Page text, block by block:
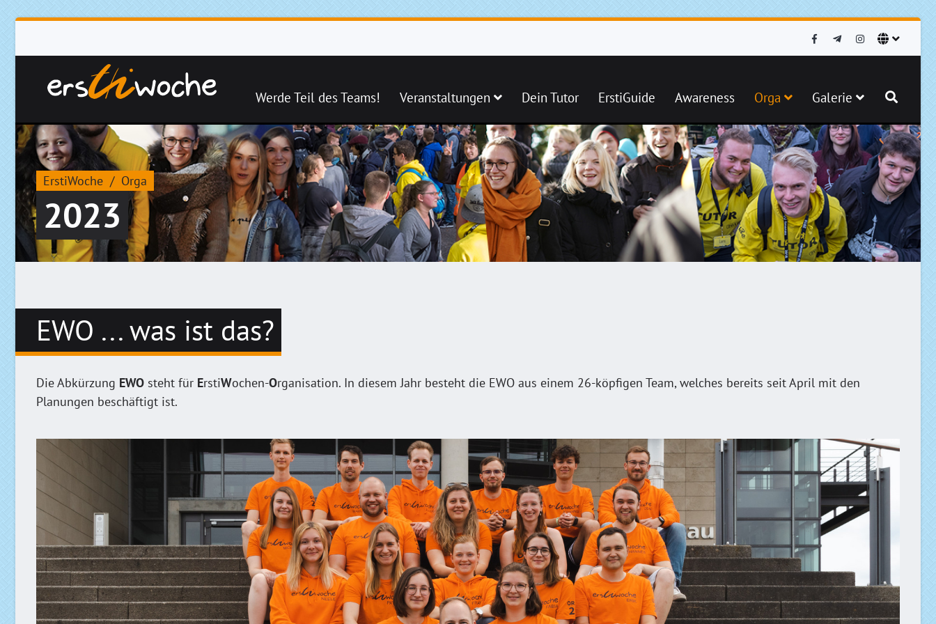
Werde Teil des Teams! Veranstaltungen Dein Tutor ErstiGuide Awareness Orga Galerie
ErstiWoche Orga
2023
EWO ... was ist das?
Die Abkürzung EWO steht für ErstiWochen-Organisation. In diesem Jahr besteht die EWO aus einem 26-köpfigen Team, welches bereits seit April mit den
Planungen beschäftigt ist.